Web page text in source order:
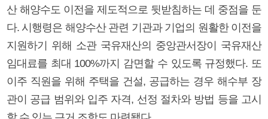
산 해양수도 이전을 제도적으로 뒷받침하는 데 중점을 둔
다. 시행령은 해양수산 관련 기관과 기업의 원활한 이전을
지원하기 위해 소관 국유재산의 중앙관서장이 국유재산
임대료를 최대 100%까지 감면할 수 있도록 규정했다. 또
이주 직원을 위해 주택을 건설, 공급하는 경우 해수부 장
관이 공급 범위와 입주 자격, 선정 절차와 방법 등을 고시